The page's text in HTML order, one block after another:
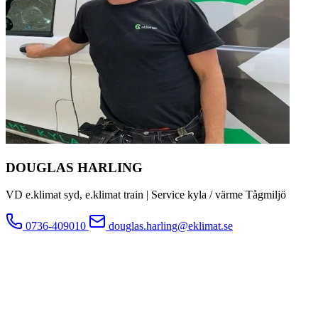
DOUGLAS HARLING
VD e.klimat syd, e.klimat train | Service kyla / värme Tågmiljö
0736-409010 douglas.harling@eklimat.se